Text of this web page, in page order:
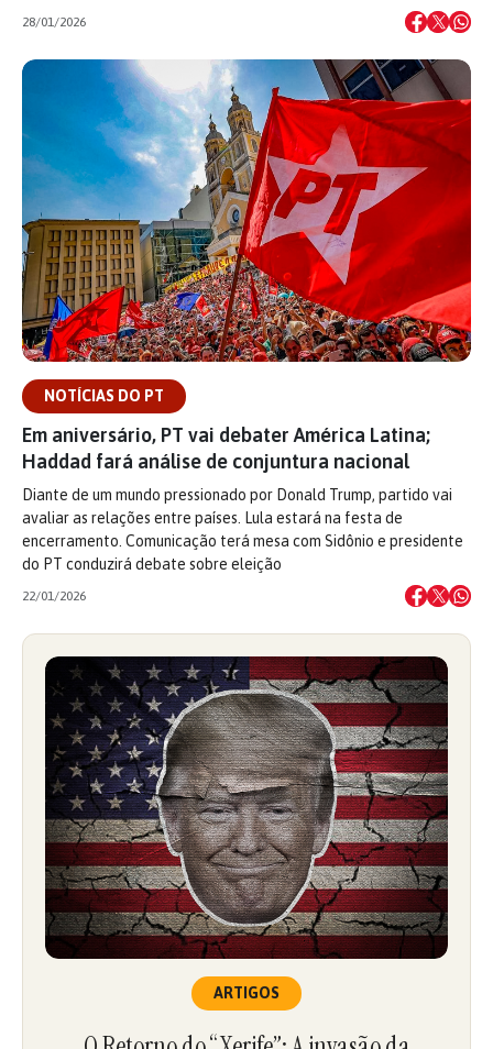
28/01/2026
NOTÍCIAS DO PT
Em aniversário, PT vai debater América Latina;
Haddad fará análise de conjuntura nacional
Diante de um mundo pressionado por Donald Trump, partido vai
avaliar as relações entre países. Lula estará na festa de
encerramento. Comunicação terá mesa com Sidônio e presidente
do PT conduzirá debate sobre eleição
22/01/2026
ARTIGOS